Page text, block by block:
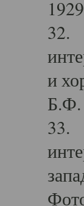
32.
и
Б.Ф.
33.